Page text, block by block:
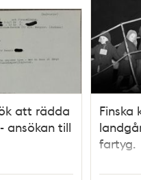
att rädda
ansökan till
Finska
fartyg.